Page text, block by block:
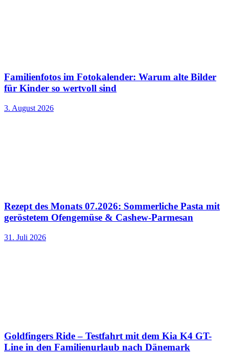
Familienfotos im Fotokalender: Warum alte Bilder
für Kinder so wertvoll sind
3. August 2026
Rezept des Monats 07.2026: Sommerliche Pasta mit
geröstetem Ofengemüse & Cashew-Parmesan
31. Juli 2026
Goldfingers Ride – Testfahrt mit dem Kia K4 GT-
Line in den Familienurlaub nach Dänemark